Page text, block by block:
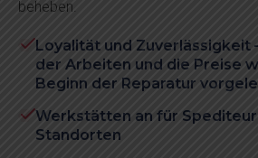
beheben.
Loyalität und Zuverlässigkeit
der Arbeiten und die Preise
Beginn der Reparatur
Werkstätten an für
Standorten